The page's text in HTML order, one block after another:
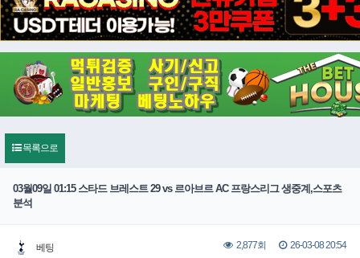
목록으로
03월09일 01:15 스타드 브레스트 29 vs 르아브르 AC 프랑스리그 생중계,스포츠
분석
베팅 2,877회 26-03-08 20:54